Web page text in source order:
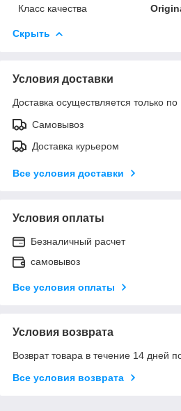
Класс качества
Скрыть
Условия доставки
Доставка осуществляется только по
Самовывоз
Доставка курьером
Все условия доставки
Условия оплаты
Безналичный расчет
самовывоз
Все условия оплаты
Условия возврата
Возврат товара в течение 14 дней
Все условия возврата